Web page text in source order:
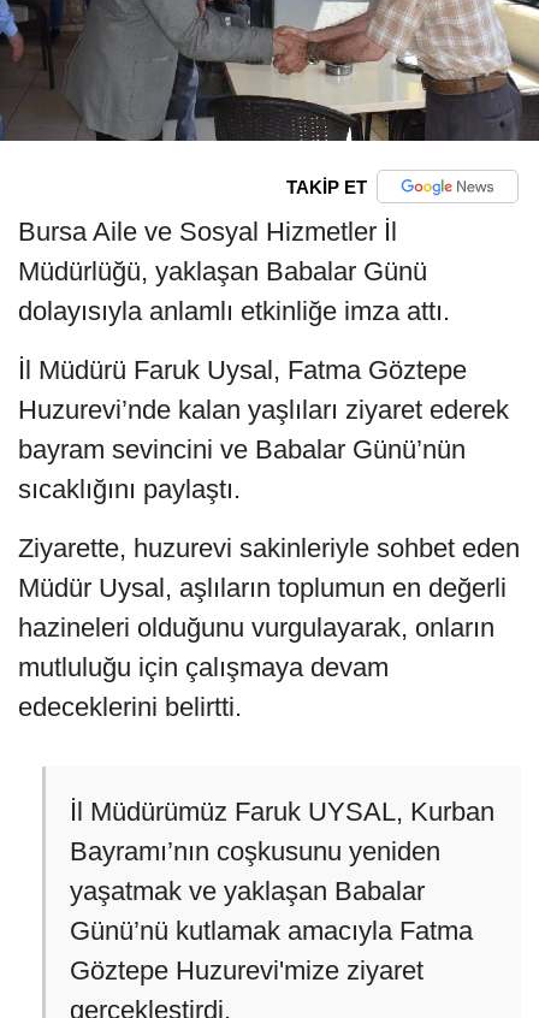
TAKİP ET
Bursa Aile ve Sosyal Hizmetler İl
Müdürlüğü, yaklaşan Babalar Günü
dolayısıyla anlamlı etkinliğe imza attı.
İl Müdürü Faruk Uysal, Fatma Göztepe
Huzurevi’nde kalan yaşlıları ziyaret ederek
bayram sevincini ve Babalar Günü’nün
sıcaklığını paylaştı.
Ziyarette, huzurevi sakinleriyle sohbet eden
Müdür Uysal, aşlıların toplumun en değerli
hazineleri olduğunu vurgulayarak, onların
mutluluğu için çalışmaya devam
edeceklerini belirtti.
İl Müdürümüz Faruk UYSAL, Kurban
Bayramı’nın coşkusunu yeniden
yaşatmak ve yaklaşan Babalar
Günü’nü kutlamak amacıyla Fatma
Göztepe Huzurevi'mize ziyaret
gerçekleştirdi.